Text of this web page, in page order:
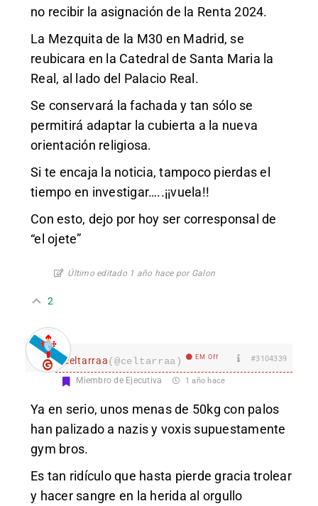
no recibir la asignación de la Renta 2024.
La Mezquita de la M30 en Madrid, se
reubicara en la Catedral de Santa Maria la
Real, al lado del Palacio Real.
Se conservará la fachada y tan sólo se
permitirá adaptar la cubierta a la nueva
orientación religiosa.
Si te encaja la noticia, tampoco pierdas el
tiempo en investigar…..¡¡vuela!!
Con esto, dejo por hoy ser corresponsal de
“el ojete”
Último editado 1 año hace por Galon
2
celtarraa(@celtarraa) EM Off #3104339
Miembro de Ejecutiva 1 año hace
Ya en serio, unos menas de 50kg con palos
han palizado a nazis y voxis supuestamente
gym bros.
Es tan ridículo que hasta pierde gracia trolear
y hacer sangre en la herida al orgullo